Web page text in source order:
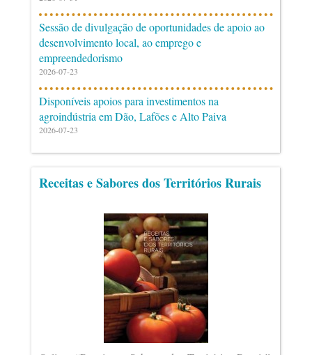
Sessão de divulgação de oportunidades de apoio ao
desenvolvimento local, ao emprego e
empreendedorismo
2026-07-23
Disponíveis apoios para investimentos na
agroindústria em Dão, Lafões e Alto Paiva
2026-07-23
Receitas e Sabores dos Territórios Rurais